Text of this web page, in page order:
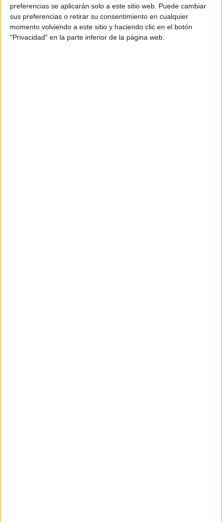
preferencias se aplicarán solo a este sitio web. Puede cambiar
sus preferencias o retirar su consentimiento en cualquier
momento volviendo a este sitio y haciendo clic en el botón
"Privacidad" en la parte inferior de la página web.
responde al crecimiento experimentado en el sector tras la obtención de nuevas